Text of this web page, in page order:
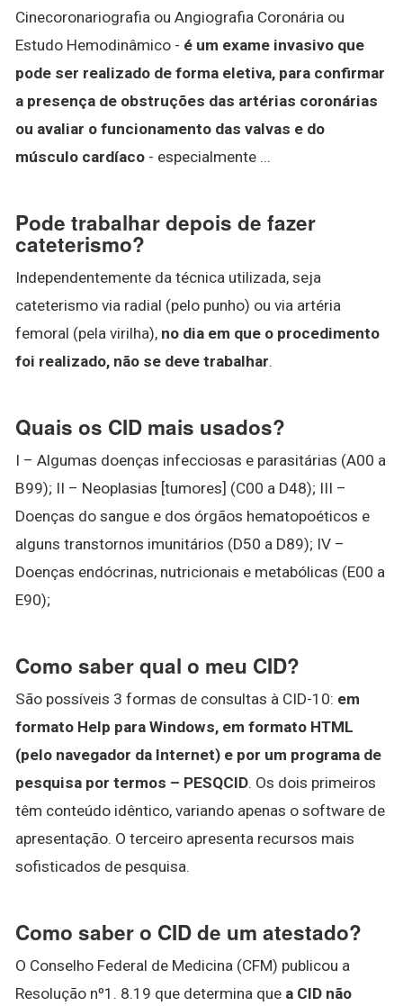
Cinecoronariografia ou Angiografia Coronária ou
Estudo Hemodinâmico - é um exame invasivo que
pode ser realizado de forma eletiva, para confirmar
a presença de obstruções das artérias coronárias
ou avaliar o funcionamento das valvas e do
músculo cardíaco - especialmente ...
Pode trabalhar depois de fazer
cateterismo?
Independentemente da técnica utilizada, seja
cateterismo via radial (pelo punho) ou via artéria
femoral (pela virilha), no dia em que o procedimento
foi realizado, não se deve trabalhar.
Quais os CID mais usados?
I – Algumas doenças infecciosas e parasitárias (A00 a
B99); II – Neoplasias [tumores] (C00 a D48); III –
Doenças do sangue e dos órgãos hematopoéticos e
alguns transtornos imunitários (D50 a D89); IV –
Doenças endócrinas, nutricionais e metabólicas (E00 a
E90);
Como saber qual o meu CID?
São possíveis 3 formas de consultas à CID-10: em
formato Help para Windows, em formato HTML
(pelo navegador da Internet) e por um programa de
pesquisa por termos – PESQCID. Os dois primeiros
têm conteúdo idêntico, variando apenas o software de
apresentação. O terceiro apresenta recursos mais
sofisticados de pesquisa.
Como saber o CID de um atestado?
O Conselho Federal de Medicina (CFM) publicou a
Resolução nº1. 8.19 que determina que a CID não